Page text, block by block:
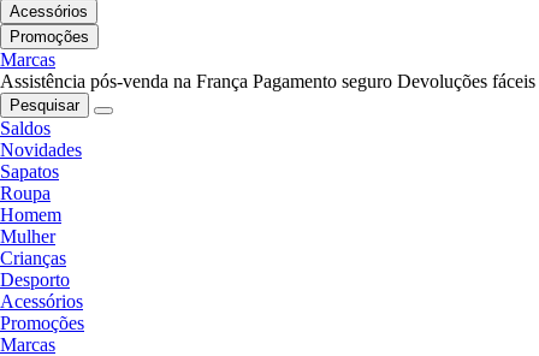
Acessórios
Promoções
Marcas
Assistência pós-venda na França Pagamento seguro Devoluções fáceis
Pesquisar
Saldos
Novidades
Sapatos
Roupa
Homem
Mulher
Crianças
Desporto
Acessórios
Promoções
Marcas